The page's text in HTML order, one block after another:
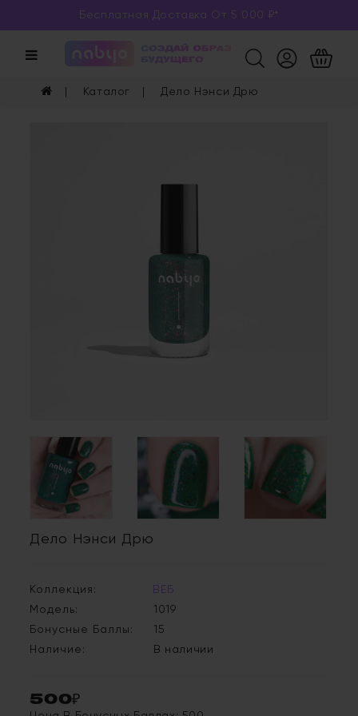
Бесплатная Доставка От 5 000 ₽*
Каталог Дело Нэнси Дрю
Дело Нэнси Дрю
Коллекция:
ВЕБ
Модель:
1019
Бонусные Баллы:
15
Наличие:
В наличии
500₽